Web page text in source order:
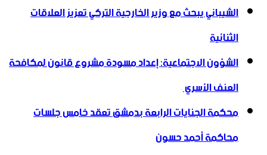
الشيباني يبحث مع وزير الخارجية التركي تعزيز العلاقات
الثنائية
الشؤون الاجتماعية: إعداد مسودة مشروع قانون لمكافحة
العنف الأسري ‏
محكمة الجنايات الرابعة بدمشق تعقد خامس جلسات
محاكمة أحمد حسون